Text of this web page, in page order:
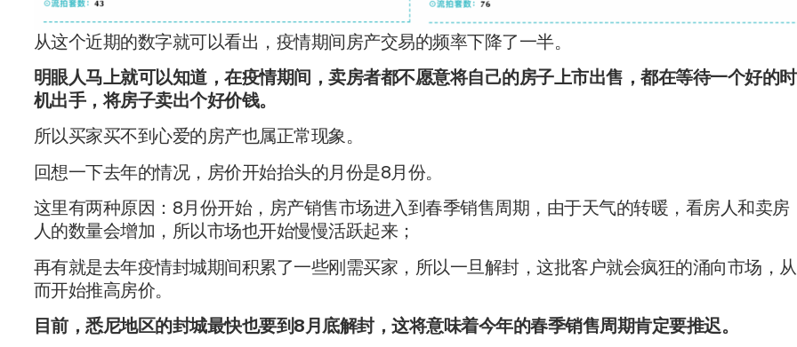
从这个近期的数字就可以看出，疫情期间房产交易的频率下降了一半。
明眼人马上就可以知道，在疫情期间，卖房者都不愿意将自己的房子上市出售，都在等待一个好的时
机出手，将房子卖出个好价钱。
所以买家买不到心爱的房产也属正常现象。
回想一下去年的情况，房价开始抬头的月份是8月份。
这里有两种原因：8月份开始，房产销售市场进入到春季销售周期，由于天气的转暖，看房人和卖房
人的数量会增加，所以市场也开始慢慢活跃起来；
再有就是去年疫情封城期间积累了一些刚需买家，所以一旦解封，这批客户就会疯狂的涌向市场，从
而开始推高房价。
目前，悉尼地区的封城最快也要到8月底解封，这将意味着今年的春季销售周期肯定要推迟。